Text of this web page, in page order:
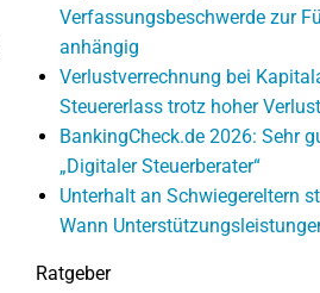
Verfassungsbeschwerde zur
anhängig
Verlustverrechnung bei
Steuererlass trotz hoher
BankingCheck.de 2026: Sehr
„Digitaler Steuerberater“
Unterhalt an Schwiegereltern
Wann
Ratgeber